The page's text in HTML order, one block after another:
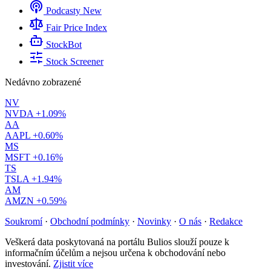
Podcasty New
Fair Price Index
StockBot
Stock Screener
Nedávno zobrazené
NV
NVDA +1.09%
AA
AAPL +0.60%
MS
MSFT +0.16%
TS
TSLA +1.94%
AM
AMZN +0.59%
Soukromí · Obchodní podmínky · Novinky · O nás · Redakce
Veškerá data poskytovaná na portálu Bulios slouží pouze k
informačním účelům a nejsou určena k obchodování nebo
investování. Zjistit více